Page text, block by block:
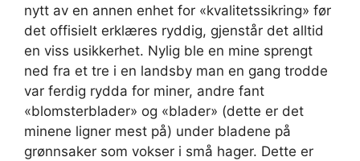
nytt av en annen enhet for «kvalitetssikring» før
det offisielt erklæres ryddig, gjenstår det alltid
en viss usikkerhet. Nylig ble en mine sprengt
ned fra et tre i en landsby man en gang trodde
var ferdig rydda for miner, andre fant
«blomsterblader» og «blader» (dette er det
minene ligner mest på) under bladene på
grønnsaker som vokser i små hager. Dette er